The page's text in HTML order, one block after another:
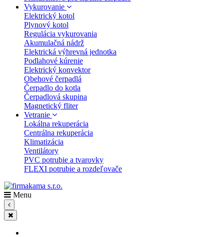
Vykurovanie
Elektrický kotol
Plynový kotol
Regulácia vykurovania
Akumulačná nádrž
Elektrická výhrevná jednotka
Podlahové kúrenie
Elektrický konvektor
Obehové čerpadlá
Čerpadlo do kotla
Čerpadlová skupina
Magnetický fliter
Vetranie
Lokálna rekuperácia
Centrálna rekuperácia
Klimatizácia
Ventilátory
PVC potrubie a tvarovky
FLEXI potrubie a rozdeľovače
Menu